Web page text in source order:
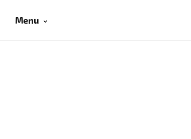
Menu